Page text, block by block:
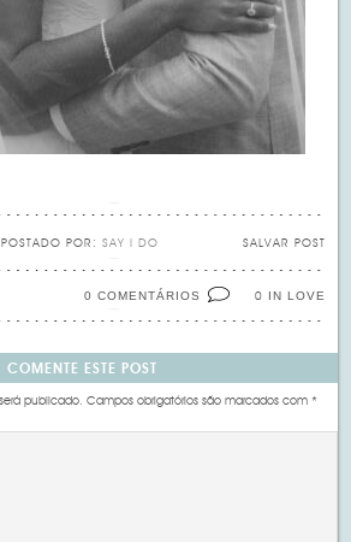
SALVAR POST
POSTADO POR: SAY I DO
0 IN LOVE
0 COMENTÁRIOS
COMENTE ESTE POST
publicado. Campos obrigatórios são marcados com*